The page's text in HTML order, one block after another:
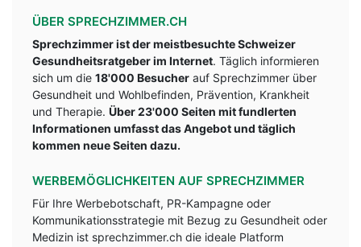
ÜBER SPRECHZIMMER.CH
Sprechzimmer ist der meistbesuchte Schweizer
Gesundheitsratgeber im Internet. Täglich informieren
sich um die 18'000 Besucher auf Sprechzimmer über
Gesundheit und Wohlbefinden, Prävention, Krankheit
und Therapie. Über 23'000 Seiten mit fundlerten
Informationen umfasst das Angebot und täglich
kommen neue Seiten dazu.
WERBEMÖGLICHKEITEN AUF SPRECHZIMMER
Für Ihre Werbebotschaft, PR-Kampagne oder
Kommunikationsstrategie mit Bezug zu Gesundheit oder
Medizin ist sprechzimmer.ch die ideale Platform